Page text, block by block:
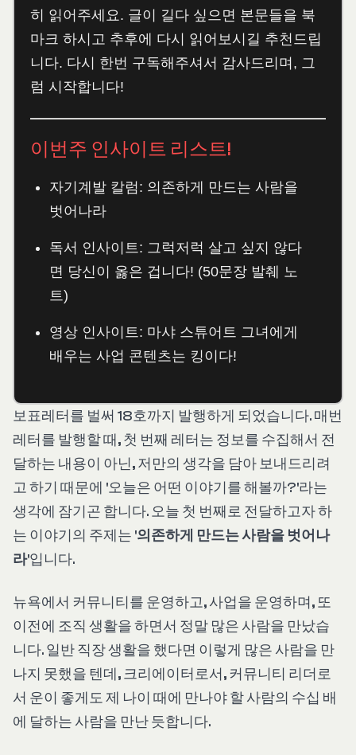
히 읽어주세요. 글이 길다 싶으면 본문들을 북
마크 하시고 추후에 다시 읽어보시길 추천드립
니다. 다시 한번 구독해주셔서 감사드리며, 그
럼 시작합니다!
이번주 인사이트 리스트!
자기계발 칼럼: 의존하게 만드는 사람을
벗어나라
독서 인사이트: 그럭저럭 살고 싶지 않다
면 당신이 옳은 겁니다! (50문장 발췌 노
트)
영상 인사이트: 마샤 스튜어트 그녀에게
배우는 사업 콘텐츠는 킹이다!
보표레터를 벌써 18호까지 발행하게 되었습니다. 매번
레터를 발행할 때, 첫 번째 레터는 정보를 수집해서 전
달하는 내용이 아닌, 저만의 생각을 담아 보내드리려
고 하기 때문에 '오늘은 어떤 이야기를 해볼까?'라는
생각에 잠기곤 합니다. 오늘 첫 번째로 전달하고자 하
는 이야기의 주제는 '의존하게 만드는 사람을 벗어나
라'입니다.
뉴욕에서 커뮤니티를 운영하고, 사업을 운영하며, 또
이전에 조직 생활을 하면서 정말 많은 사람을 만났습
니다. 일반 직장 생활을 했다면 이렇게 많은 사람을 만
나지 못했을 텐데, 크리에이터로서, 커뮤니티 리더로
서 운이 좋게도 제 나이 때에 만나야 할 사람의 수십 배
에 달하는 사람을 만난 듯합니다.